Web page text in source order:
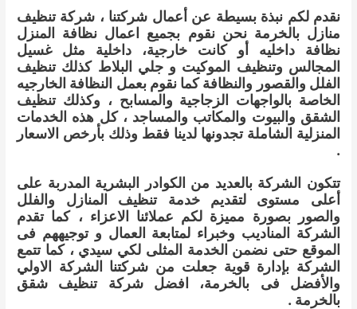
نقدم لكم نبذة بسيطة عن أعمال شركتنا ، شركة تنظيف
منازل بالخرمة نحن نقوم بجميع اعمال نظافة المنزل
نظافة داخليه أو كانت خارجية، داخلية مثل غسيل
المجالس وتنظيف الموكيت و جلي البلاط كذلك تنظيف
الفلل والقصور والنظافة كما نقوم بعمل النظافة الخارجيه
الخاصة بالواجهات الزجاجية والمسابح ، وكذلك تنظيف
الشقق والبيوت والمكاتب والمساجد ، كل هذه الخدمات
المنزلية الشاملة تجدونها لدينا فقط وذلك بأرخص الاسعار
.
تتكون الشركة بالعديد من الكوادر البشرية المدربة على
أعلى مستوى لتقديم خدمة تنظيف المنازل والفلل
والصور بصورة مميزة لكم عملائنا الاعزاء ، كما تقدم
الشركة المناديب وخبراء لمتابعة العمال و توجيههم فى
الموقع حتى نضمن الخدمة المثلى لكي سيدي ، كما تتمع
الشركة بإدارة قوية جعلت من شركتنا الشركة الاولي
والأفضل فى بالخرمة، افضل شركة تنظيف شقق
بالخرمة .